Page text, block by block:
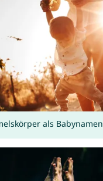
als Babynamen